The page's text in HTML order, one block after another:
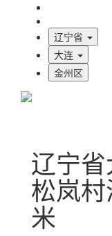
辽宁省
大连
金州区
辽宁
松岚
米